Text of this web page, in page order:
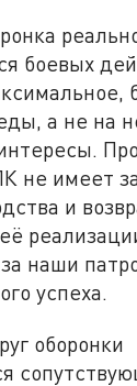
боевых
а не на
не имеет
и
наши
успеха.
оборонки